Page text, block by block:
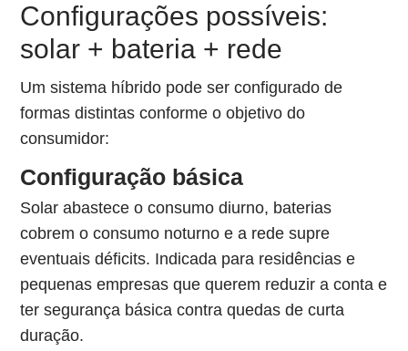
Configurações possíveis:
solar + bateria + rede
Um sistema híbrido pode ser configurado de
formas distintas conforme o objetivo do
consumidor:
Configuração básica
Solar abastece o consumo diurno, baterias
cobrem o consumo noturno e a rede supre
eventuais déficits. Indicada para residências e
pequenas empresas que querem reduzir a conta e
ter segurança básica contra quedas de curta
duração.